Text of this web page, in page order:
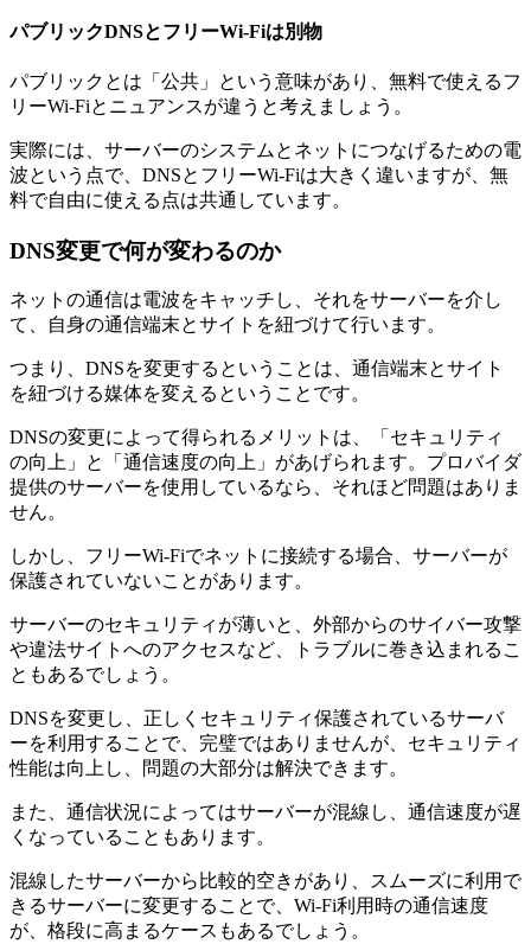
パブリックDNSとフリーWi-Fiは別物
パブリックとは「公共」という意味があり、無料で使えるフ
リーWi-Fiとニュアンスが違うと考えましょう。
実際には、サーバーのシステムとネットにつなげるための電
波という点で、DNSとフリーWi-Fiは大きく違いますが、無
料で自由に使える点は共通しています。
DNS変更で何が変わるのか
ネットの通信は電波をキャッチし、それをサーバーを介し
て、自身の通信端末とサイトを紐づけて行います。
つまり、DNSを変更するということは、通信端末とサイト
を紐づける媒体を変えるということです。
DNSの変更によって得られるメリットは、「セキュリティ
の向上」と「通信速度の向上」があげられます。プロバイダ
提供のサーバーを使用しているなら、それほど問題はありま
せん。
しかし、フリーWi-Fiでネットに接続する場合、サーバーが
保護されていないことがあります。
サーバーのセキュリティが薄いと、外部からのサイバー攻撃
や違法サイトへのアクセスなど、トラブルに巻き込まれるこ
ともあるでしょう。
DNSを変更し、正しくセキュリティ保護されているサーバ
ーを利用することで、完璧ではありませんが、セキュリティ
性能は向上し、問題の大部分は解決できます。
また、通信状況によってはサーバーが混線し、通信速度が遅
くなっていることもあります。
混線したサーバーから比較的空きがあり、スムーズに利用で
きるサーバーに変更することで、Wi-Fi利用時の通信速度
が、格段に高まるケースもあるでしょう。